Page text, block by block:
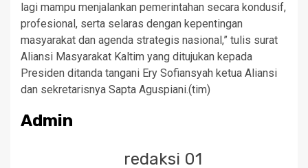
lagi mampu menjalankan pemerintahan secara kondusif,
profesional, serta selaras dengan kepentingan
masyarakat dan agenda strategis nasional,” tulis surat
Aliansi Masyarakat Kaltim yang ditujukan kepada
Presiden ditanda tangani Ery Sofiansyah ketua Aliansi
dan sekretarisnya Sapta Aguspiani.(tim)
Admin
redaksi 01